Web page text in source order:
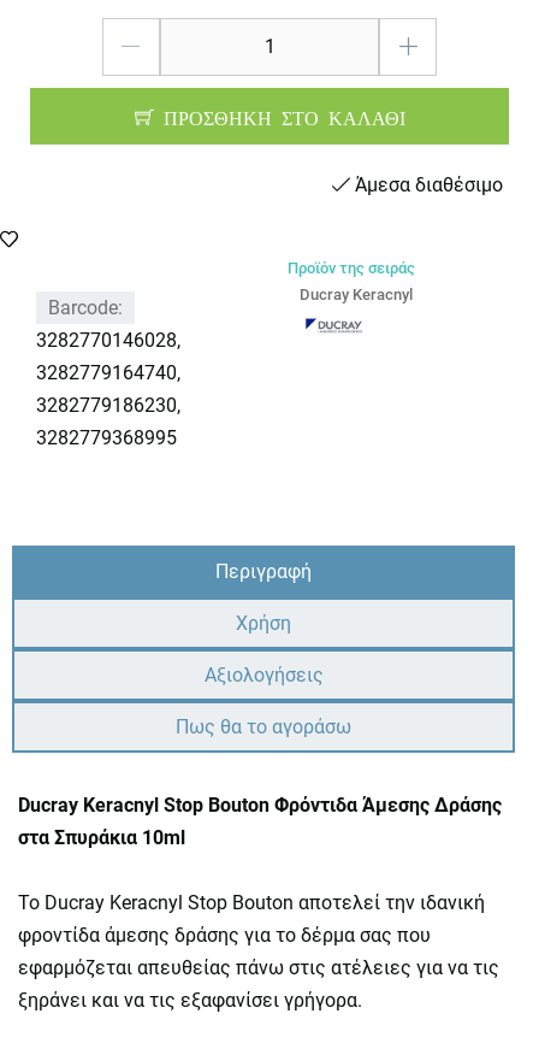
ΠΡΟΣΘΗΚΗ ΣΤΟ ΚΑΛΑΘΙ
Άμεσα διαθέσιμο
Barcode:
3282770146028,
3282779164740,
3282779186230,
3282779368995
Προϊόν της σειράς
Ducray Keracnyl
Περιγραφή
Χρήση
Αξιολογήσεις
Πως θα το αγοράσω
Ducray Keracnyl Stop Bouton Φρόντιδα Άμεσης Δράσης
στα Σπυράκια 10ml
Το Ducray Keracnyl Stop Bouton αποτελεί την ιδανική
φροντίδα άμεσης δράσης για το δέρμα σας που
εφαρμόζεται απευθείας πάνω στις ατέλειες για να τις
ξηράνει και να τις εξαφανίσει γρήγορα.